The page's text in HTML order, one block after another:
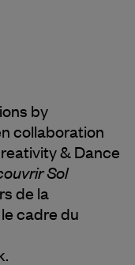
by
collaboration
& Dance
Sol
de la
cadre du